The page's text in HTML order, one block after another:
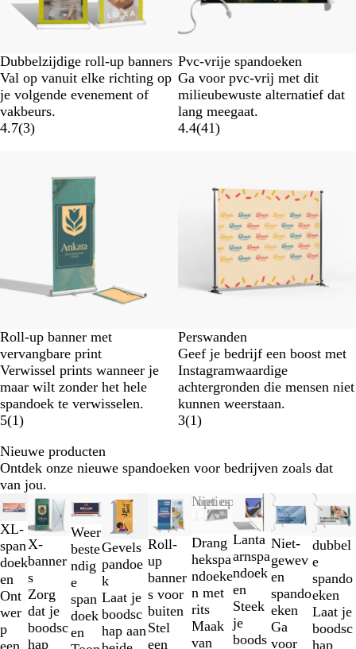
Dubbelzijdige roll-up banners
Val op vanuit elke richting op
je volgende evenement of
vakbeurs.
4.7(3)
Pvc-vrije spandoeken
Ga voor pvc-vrij met dit
milieubewuste alternatief dat
lang meegaat.
4.4(41)
Roll-up banner met
vervangbare print
Verwissel prints wanneer je
maar wilt zonder het hele
spandoek te verwisselen.
5(1)
Perswanden
Geef je bedrijf een boost met
Instagramwaardige
achtergronden die mensen niet
kunnen weerstaan.
3(1)
Nieuwe producten
Ontdek onze nieuwe spandoeken voor bedrijven zoals dat
van jou.
Nieuw
XL-
span
doek
en
Ont
wer
p
Nieuw
X-
banner
s
Zorg
dat je
boodsc
hap
Nieuw
Weer
beste
ndig
e
span
doek
en
Gevels
pandoe
k
Laat je
boodsc
hap aan
Nieuwe opties
Roll-
up
banner
s voor
buiten
Stel
een
Niet op voorraad
Drang
hekspa
ndoeke
n met
rits
Maak
van
Lanta
arnspa
ndoek
en
Steek
je
boods
Nieuwe opties
Niet-
gewev
en
spando
eken
Ga
voor
dubbel
e
spando
eken
Laat je
boodsc
hap
Dia's
1
t/m
2
van
9